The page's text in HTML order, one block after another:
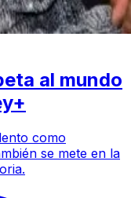
al mundo
como
se mete en la